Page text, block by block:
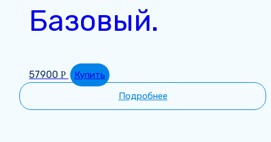
Базовый.
57900 Р
Купить
Подробнее